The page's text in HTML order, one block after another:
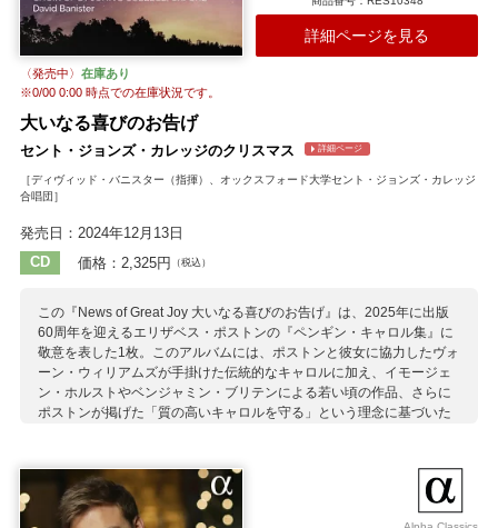
詳細ページを見る
〈発売中〉 在庫あり
※0/00 0:00時点での在庫状況です。
大いなる喜びのお告げ
セント・ジョンズ・カレッジのクリスマス 詳細ページ
［ディヴィッド・バニスター（指揮）、オックスフォード大学セント・ジョンズ・カレッジ
合唱団］
発売日：2024年12月13日
CD
価格：2,325円 （税込）
この『News of Great Joy 大いなる喜びのお告げ』は、2025年に出版
60周年を迎えるエリザベス・ポストンの『ペンギン・キャロル集』に
敬意を表した1枚。このアルバムには、ポストンと彼女に協力したヴォ
ーン・ウィリアムズが手掛けた伝統的なキャロルに加え、イモージェ
ン・ホルストやベンジャミン・ブリテンによる若い頃の作品、さらに
ポストンが掲げた「質の高いキャロルを守る」という理念に基づいた
デイヴィッド・バニスターが指揮するオックスフォード大学セント・
ジョンズ・カレッジ合唱団はその思いに応えた見事な演奏を披露しま
した。